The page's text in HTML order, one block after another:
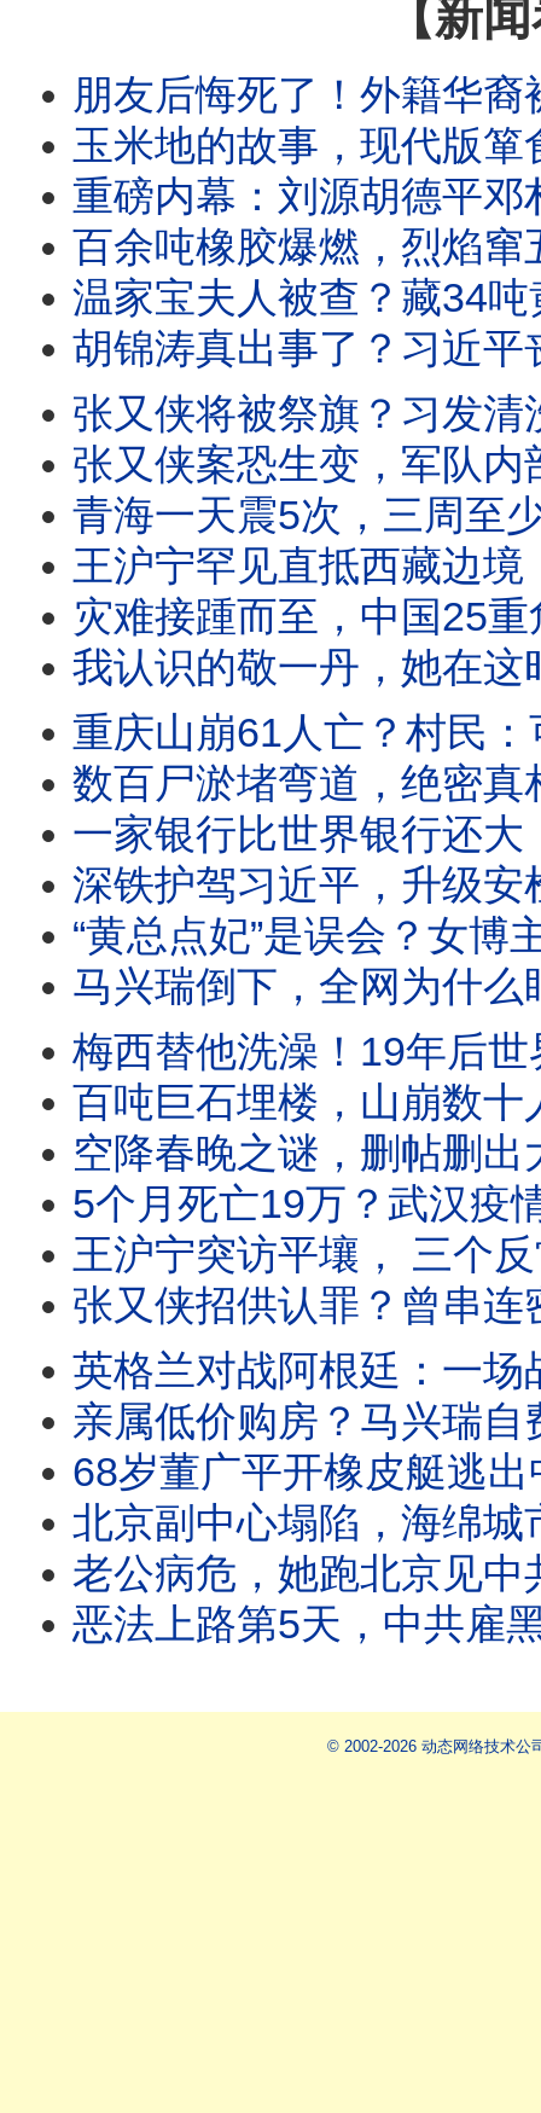
【新
朋友后悔死了！外籍华裔被拦截；闭关锁国真相 中共倒查税
玉米地的故事，现代版箪食壶浆；官方语焉不详，网传灭门案
重磅内幕：刘源胡德平邓朴方联手倒习？北戴河
百余吨橡胶爆燃，烈焰窜五六十米；竹知了化身武器，安全的抵
温家宝夫人被查？藏34吨黄金珠宝？惊天消息从哪来？习近平
胡锦涛真出事了？习近平丧失理智？谁在疯传假图？胡锦涛真实
张又侠将被祭旗？习发清洗宣言；经济差到难想像，百姓
张又侠案恐生变，军队内部乱了；把关人变收钱人，每天受贿6千；患
青海一天震5次，三周至少59震；点燃厂房伤亡上百？包工头火烧央
王沪宁罕见直抵西藏边境！西藏发生了什么让中共这么紧张
灾难接踵而至，中国25重危机；黄圣玹案六大疑团！黑色处决蓄
我认识的敬一丹，她在这时变了！百姓可拆雷自救？问题根本
重庆山崩61人亡？村民：可能几百人；横州尸臭刺鼻，村内阴森恐
数百尸淤堵弯道，绝密真相泄漏；淹29城百万人亡？经济损失数
一家银行比世界银行还大！行长落马牵出陈云家两代秘辛；爷爷讲“
深铁护驾习近平，升级安检起冲突；洪水淹没一楼，株洲雨这么大？横州死亡逾
“黄总点妃”是误会？女博主直播脱险；老板娘亲当掮客？“黄总”身
马兴瑞倒下，全网为什么盯上丁薛祥？丁薛祥四秒手
梅西替他洗澡！19年后世界杯决赛正面对决，命
百吨巨石埋楼，山崩数十人遇难；建筑物被推入江，目击者吓到腿
空降春晚之谜，删帖删出大鱼；全网问她是谁的女人？马兴瑞和
5个月死亡19万？武汉疫情恐怖真相？川普引爆炸弹，美中冷战开
王沪宁突访平壤， 三个反常待解？习“金家路线”摊牌？40天三波互动，
张又侠招供认罪？曾串连密谋废习；复国党行动迅猛，习访沪陆空封
英格兰对战阿根廷：一场战争，一只上帝之手，一张
亲属低价购房？马兴瑞自费嫖娼？荣丽或临极刑？马兴瑞案涉万亿？荣丽编织政治
68岁董广平开橡皮艇逃出中国！漂了三十多小时，逃了整整十年；同伴在泰国机场登机
北京副中心塌陷，海绵城市现形；暴雨连降逾8小时，沈阳水深6米；逾千人罹难
老公病危，她跑北京见中共高官！赵小兰被骂“百分百中共间谍”；一
恶法上路第5天，中共雇黑帮跨海打人！矢板明夫台中遇袭，检方认定“受雇施暴”，
© 2002-2026 动态网络技术公